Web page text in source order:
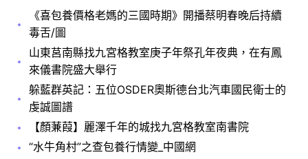
《喜包養價格老媽的三國時期》開播蔡明春晚后持續
毒舌/圖
山東莒南縣找九宮格教室庚子年祭孔年夜典，在有鳳
來儀書院盛大舉行
躲藍群英記：五位OSDER奧斯德台北汽車國民衛士的
虔誠圖譜
【顏蒹葭】麗澤千年的城找九宮格教室南書院
“水牛角村”之查包養行情變_中國網